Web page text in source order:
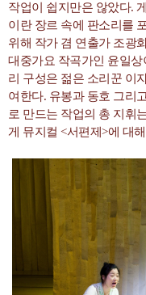
작업이 쉽지만은 않았다.
이란 장르 속에 판소리를
위해 작가 겸 연출가 조광
대중가요 작곡가인 윤일
리 구성은 젊은 소리꾼 이
여한다. 유봉과 동호 그리
로 만드는 작업의 총 지휘
게 뮤지컬 <서편제>에 대